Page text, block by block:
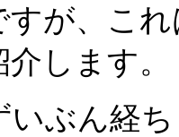
すが、こ
します。
いぶん経